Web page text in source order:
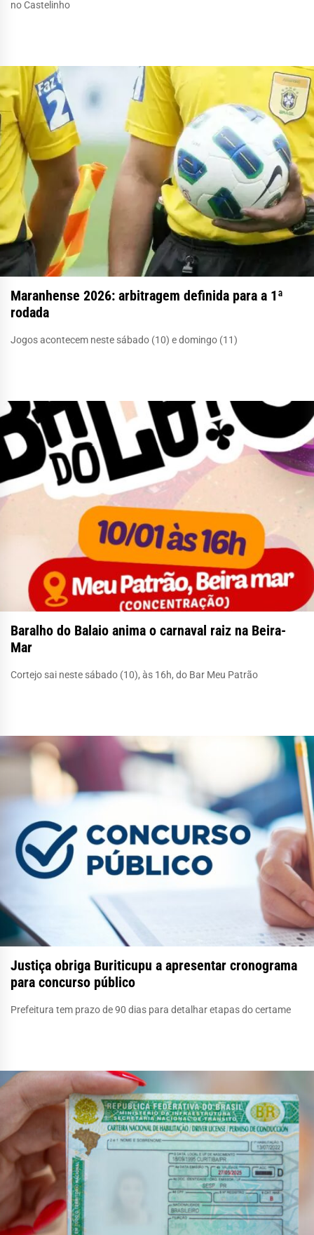
no Castelinho
Maranhense 2026: arbitragem definida para a 1ª
rodada
Jogos acontecem neste sábado (10) e domingo (11)
Baralho do Balaio anima o carnaval raiz na Beira-
Mar
Cortejo sai neste sábado (10), às 16h, do Bar Meu Patrão
Justiça obriga Buriticupu a apresentar cronograma
para concurso público
Prefeitura tem prazo de 90 dias para detalhar etapas do certame